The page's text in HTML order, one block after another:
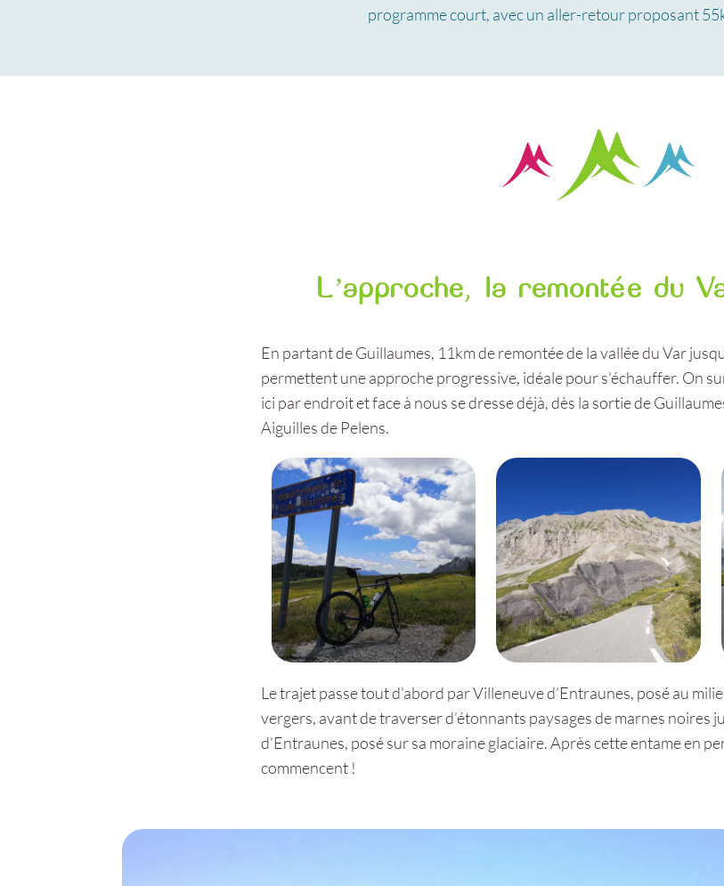
programme court, avec un aller-retour proposant
L’approche, la remontée du
En partant de Guillaumes, 11km de remontée de la vallée du Var
permettent une approche progressive, idéale pour s’échauffer. On
ici par endroit et face à nous se dresse déjà, dès la sortie de
Aiguilles de Pelens.
Le trajet passe tout d’abord par Villeneuve d’Entraunes, posé au
vergers, avant de traverser d’étonnants paysages de marnes noires
d’Entraunes, posé sur sa moraine glaciaire. Après cette entame en
commencent !